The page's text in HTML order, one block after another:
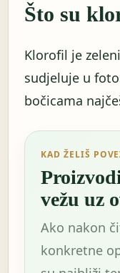
Što su
Klorofil je
sudjeluje u
bočicama
KAD ŽELIŠ
vežu uz
Ako nakon
konkretne